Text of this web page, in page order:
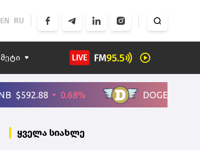
EN RU
მეტი
ყველა სიახლე